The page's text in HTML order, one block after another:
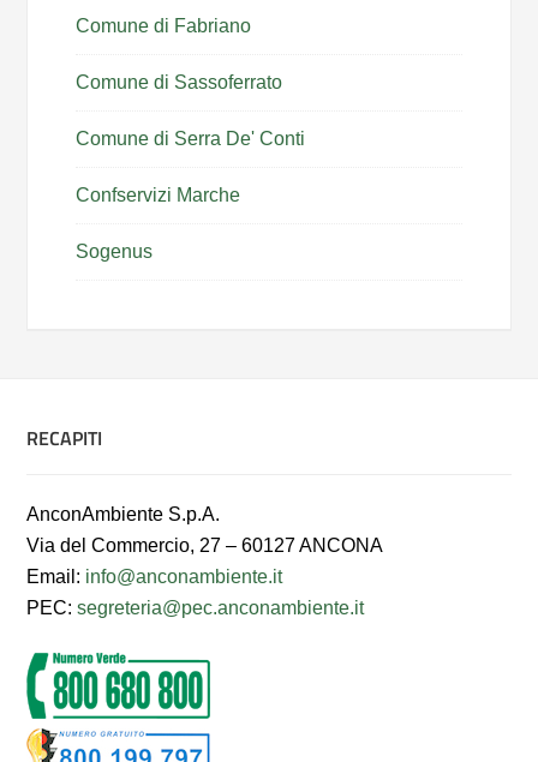
Comune di Fabriano
Comune di Sassoferrato
Comune di Serra De' Conti
Confservizi Marche
Sogenus
RECAPITI
AnconAmbiente S.p.A.
Via del Commercio, 27 – 60127 ANCONA
Email: info@anconambiente.it
PEC:segreteria@pec.anconambiente.it